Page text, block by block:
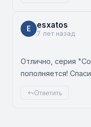
E esxatos
7 лет назад
Отлично, серия
пополняется!
Ответить